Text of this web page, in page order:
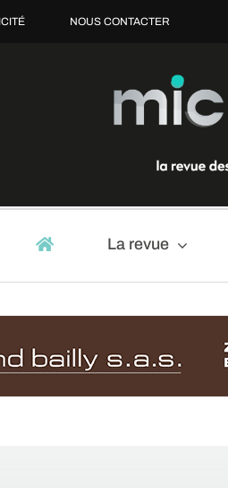
NOUS CONTACTER
La revue